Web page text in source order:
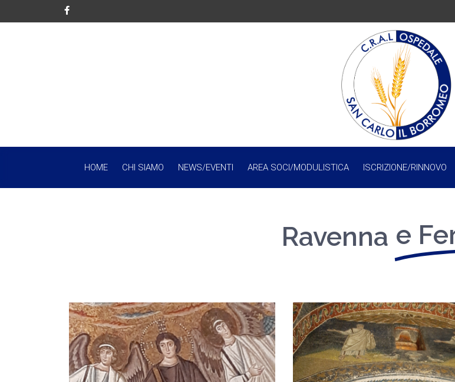
HOME CHI SIAMO NEWS/EVENTI AREA SOCI/MODULISTICA ISCRIZIONE/RINNOVO
Ravenna e